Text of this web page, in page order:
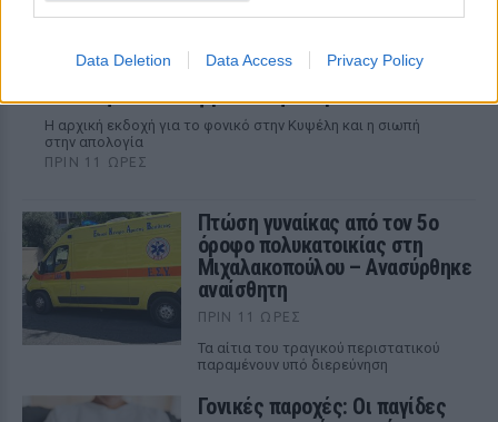
Data Deletion Data Access Privacy Policy
«Δεν το πιστεύουμε», λένε οι Αμερικανοί που
υιοθέτησαν τον Αφγανό στη Λέσβο
Η αρχική εκδοχή για το φονικό στην Κυψέλη και η σιωπή
στην απολογία
ΠΡΙΝ 11 ΏΡΕΣ
Πτώση γυναίκας από τον 5ο
όροφο πολυκατοικίας στη
Μιχαλακοπούλου – Ανασύρθηκε
αναίσθητη
ΠΡΙΝ 11 ΏΡΕΣ
Τα αίτια του τραγικού περιστατικού
παραμένουν υπό διερεύνηση
Γονικές παροχές: Οι παγίδες